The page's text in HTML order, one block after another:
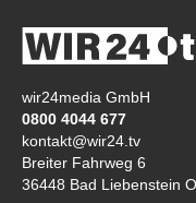
wir24media GmbH
0800 4044 677
kontakt@wir24.tv
Breiter Fahrweg 6
36448 Bad Liebenstein